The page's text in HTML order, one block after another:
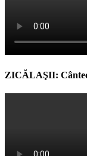
ZICĂLAŞII: